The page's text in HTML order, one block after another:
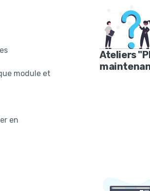
module et
en
Ateliers